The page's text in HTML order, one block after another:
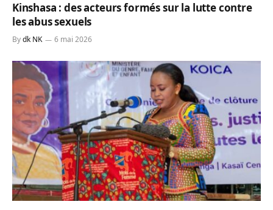
Kinshasa : des acteurs formés sur la lutte contre
les abus sexuels
Bydk NK 6 mai 2026